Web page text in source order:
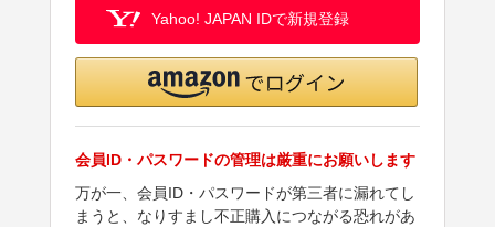
Yahoo! JAPAN IDで新規登録
会員ID・パスワードの管理は厳重にお願いします
万が一、会員ID・パスワードが第三者に漏れてし
まうと、なりすまし不正購入につながる恐れがあ